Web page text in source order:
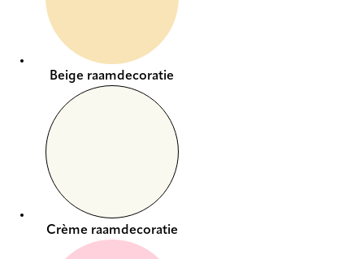
Beige raamdecoratie
Crème raamdecoratie